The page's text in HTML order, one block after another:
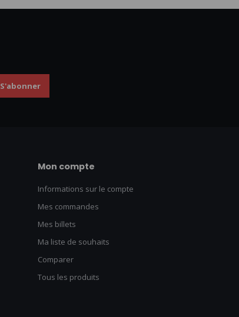
S'abonner
Mon compte
Informations sur le compte
Mes commandes
Mes billets
Ma liste de souhaits
Comparer
Tous les produits